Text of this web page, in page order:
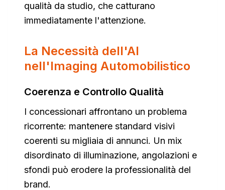
qualità da studio, che catturano
immediatamente l'attenzione.
La Necessità dell'AI
nell'Imaging Automobilistico
Coerenza e Controllo Qualità
I concessionari affrontano un problema
ricorrente: mantenere standard visivi
coerenti su migliaia di annunci. Un mix
disordinato di illuminazione, angolazioni e
sfondi può erodere la professionalità del
brand.